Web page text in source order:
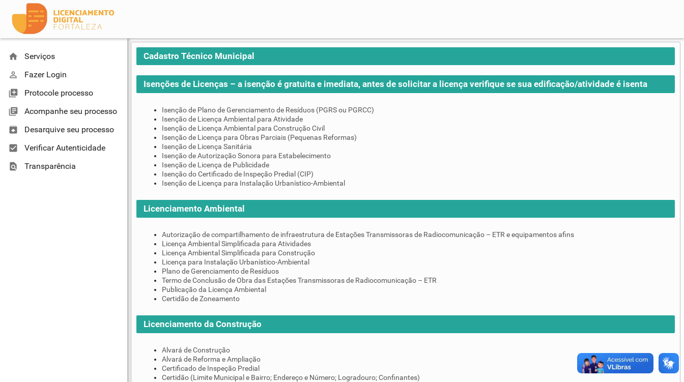
home Serviços
perm_identity Fazer Login
library_add Protocole processo
library_books Acompanhe seu processo
unarchive Desarquive seu processo
check_box Verificar Autenticidade
find_in_page Transparência
Cadastro Técnico Municipal
Isenções de Licenças – a isenção é gratuita e imediata, antes de solicitar a licença verifique se sua edificação/atividade é isenta
Isenção de Plano de Gerenciamento de Resíduos (PGRS ou PGRCC)
Isenção de Licença Ambiental para Atividade
Isenção de Licença Ambiental para Construção Civil
Isenção de Licença para Obras Parciais (Pequenas Reformas)
Isenção de Licença Sanitária
Isenção de Autorização Sonora para Estabelecimento
Isenção de Licença de Publicidade
Isenção do Certificado de Inspeção Predial (CIP)
Isenção de Licença para Instalação Urbanístico-Ambiental
Licenciamento Ambiental
Autorização de compartilhamento de infraestrutura de Estações Transmissoras de Radiocomunicação – ETR e equipamentos afins
Licença Ambiental Simplificada para Atividades
Licença Ambiental Simplificada para Construção
Licença para Instalação Urbanístico-Ambiental
Plano de Gerenciamento de Resíduos
Termo de Conclusão de Obra das Estações Transmissoras de Radiocomunicação – ETR
Publicação da Licença Ambiental
Certidão de Zoneamento
Licenciamento da Construção
Alvará de Construção
Alvará de Reforma e Ampliação
Certificado de Inspeção Predial
Certidão (Limite Municipal e Bairro; Endereço e Número; Logradouro; Confinantes)